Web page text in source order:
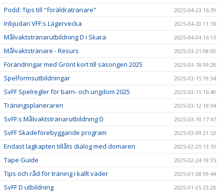
Podd: Tips till "föräldratränare"
2025-04-23 16:39
Inbjudan VFF:s Lägervecka 2025-04-20 11:18
Målvaktstränarutbildning D i Skara 2025-04-04 16:13
Målvaktstränare - Resurs 2025-03-21 08:00
Förändringar med Grönt kort till säsongen 2025 2025-03-18 09:28
Spelformsutbildningar 2025-03-15 19:34
SvFF Spelregler för barn- och ungdom 2025 2025-03-15 16:40
Träningsplaneraren 2025-03-12 19:34
SvFF:s Målvaktstränarutbildning D 2025-03-10 17:47
SvFF Skadeförebyggande program 2025-03-09 21:53
Endast lagkapten tillåts dialog med domaren 2025-02-25 13:10
Tape Guide 2025-02-24 19:35
Tips och råd för träning i kallt väder 2025-01-08 09:44
SvFF D utbildning 2025-01-05 23:28